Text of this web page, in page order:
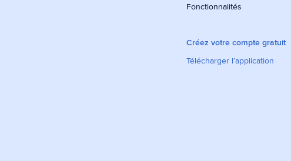
Fonctionnalités
Créez votre compte gratuit
Télécharger l’application